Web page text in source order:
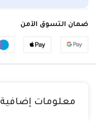
ضمان التسوق الآمن
معلومات إضافية